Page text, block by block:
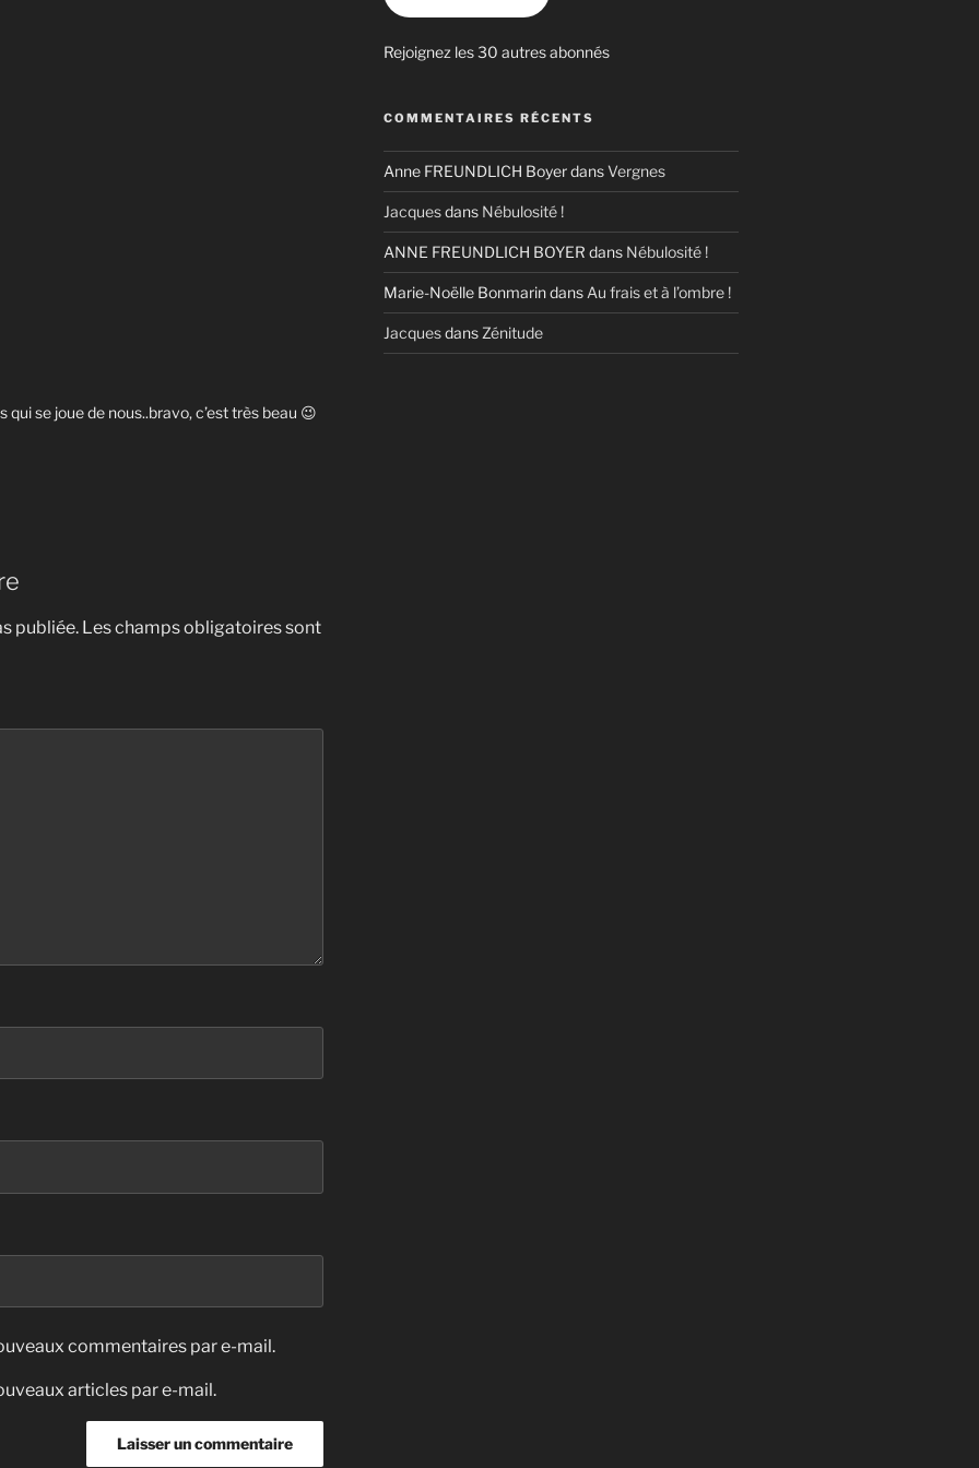
se joue de nous..bravo, c’est très beau 😉
publiée. Les champs obligatoires sont
commentaires par e-mail.
articles par e-mail.
Rejoignez les 30 autres abonnés
COMMENTAIRES RÉCENTS
Anne FREUNDLICH BoyerdansVergnes
Jacquesdans Nébulosité !
ANNE FREUNDLICH BOYER dans Nébulosité !
Marie-Noëlle Bonmarindans Au frais et à l’ombre !
Jacquesdans Zénitude